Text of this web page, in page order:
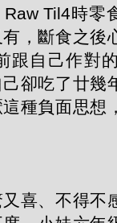
Til4時零
，斷食之後
跟自己作對
卻吃了廿幾
種負面思想
喜、不得不